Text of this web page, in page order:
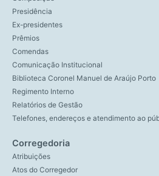
Presidência
Ex-presidentes
Prêmios
Comendas
Comunicação Institucional
Biblioteca Coronel Manuel de Araújo Porto
Regimento Interno
Relatórios de Gestão
Telefones, endereços e atendimento ao
Corregedoria
Atribuições
Atos do Corregedor